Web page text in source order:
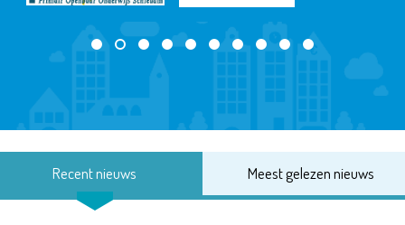
Recent nieuws Meest gelezen nieuws